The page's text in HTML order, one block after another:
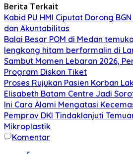
Berita Terkait
Kabid PU HMI Ciputat Dorong
dan Akuntabilitas
Balai Besar POM di Medan
lengkong hitam berformalin di
Sambut Momen Lebaran 2026,
Program Diskon Tiket
Proses Rujukan Pasien Korban
Elisabeth Batam Centre Jadi
Ini Cara Alami Mengatasi
Pemprov DKI Tindaklanjuti
Mikroplastik
Komentar